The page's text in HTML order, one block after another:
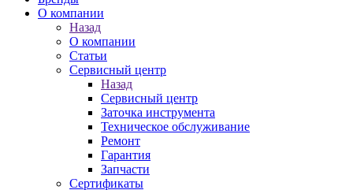
O компании
Назад
O компании
Статьи
Сервисный центр
Назад
Сервисный центр
Заточка инструмента
Техническое обслуживание
Ремонт
Гарантия
Запчасти
Сертификаты